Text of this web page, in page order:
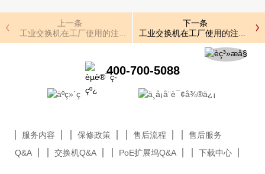
上一条
工业交换机在工厂使用的注意事项
下一条
工业交换机在工厂使用的注意事项
400-700-5088
服务内容 保修政策 售后流程
售后服务
Q&A
交换机Q&A PoE扩展坞Q&A 下载中心